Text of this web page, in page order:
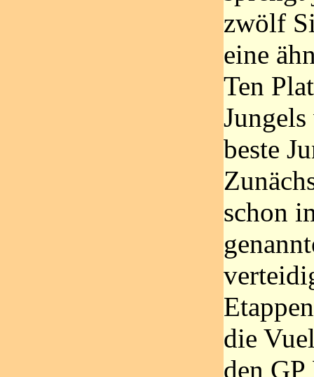
zwölf
eine
Ten
beste
schon
die
den